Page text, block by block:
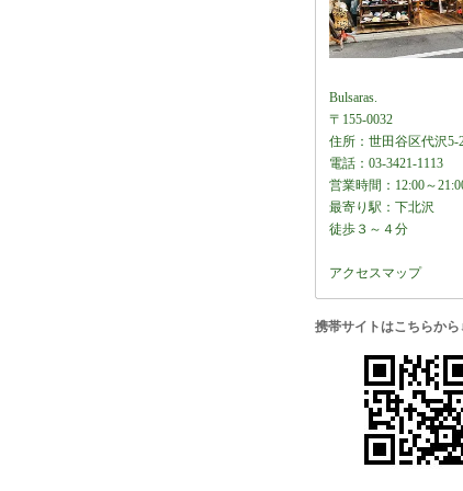
Bulsaras.
〒155-0032
住所：世田谷区代沢5-
電話：03-3421-1113
営業時間：12:00～
最寄り駅：下北沢
徒歩３～４分
アクセスマップ
携帯サイトはこちらから